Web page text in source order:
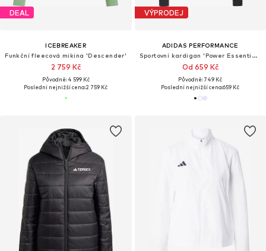
DEAL
ICEBREAKER
Funkční fleecová mikina 'Descender'
2 759 Kč
Původně: 4 599 Kč
Poslední nejnižší cena:2 759 Kč
VÝPRODEJ
ADIDAS PERFORMANCE
Sportovní kardigan 'Power Essentials'
Od 659 Kč
Původně: 749 Kč
Poslední nejnižší cena:659 Kč